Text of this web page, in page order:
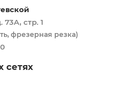
73А, стр. 1
фрезерная резка)
сетях